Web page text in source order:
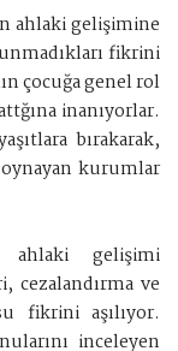
ahlaki gelişimine
fikrini
çocuğa genel rol
inanıyorlar.
bırakarak,
kurumlar
ahlaki gelişimi
ve
fikrini aşılıyor.
inceleyen